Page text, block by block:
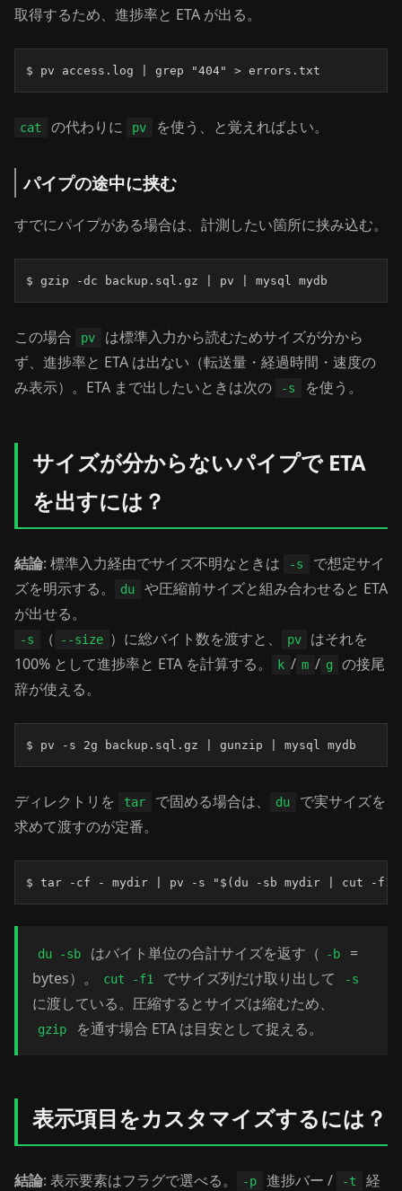
取得するため、進捗率と ETA が出る。
$ pv access.log | grep "404" > errors.txt
cat の代わりに pv を使う、と覚えればよい。
パイプの途中に挟む
すでにパイプがある場合は、計測したい箇所に挟み込む。
$ gzip -dc backup.sql.gz | pv | mysql mydb
この場合 pv
は標準入力から読むためサイズが分から
ず、進捗率と ETA は出ない（転送量・経過時間・速度の
み表示）。ETA まで出したいときは次の
-s を使う。
サイズが分からないパイプで ETA
を出すには？
結論: 標準入力経由でサイズ不明なときは -s
で想定サイ
ズを明示する。
du
や圧縮前サイズと組み合わせると ETA
が出せる。
-s （ --size ）に総バイト数を渡すと、 pv
はそれを
100% として進捗率と ETA を計算する。
k / m / g
の接尾
辞が使える。
$ pv -s 2g backup.sql.gz | gunzip | mysql mydb
ディレクトリを tar で固める場合は、 du
で実サイズを
求めて渡すのが定番。
$ tar -cf - mydir | pv -s "$(du -sb mydir | cut -
du -sb はバイト単位の合計サイズを返す（ -b
=
bytes）。
cut -f1 でサイズ列だけ取り出して -s
に渡している。圧縮するとサイズは縮むため、
gzip を通す場合 ETA は目安として捉える。
表示項目をカスタマイズするには？
結論: 表示要素はフラグで選べる。 -p 進捗バー / -t
経